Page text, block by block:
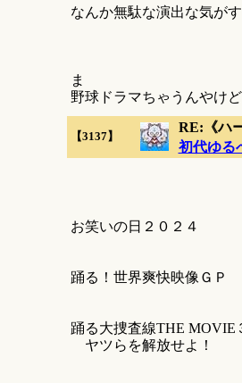
なんか無駄な演出な気が
ま
野球ドラマちゃうんやけ
【3137】
RE:《ハ
初代ゆる
お笑いの日２０２４
踊る！世界爽快映像ＧＰ
踊る大捜査線THE MOVIE
ヤツらを解放せよ！